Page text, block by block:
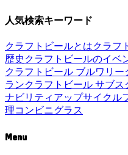
人気検索キーワード
クラフトビールとはクラフ
歴史 クラフトビールのイベ
クラフトビール ブルワリー
ランクラフトビール サブス
ナビリティ アップサイクル
理コンビニグラス
Menu